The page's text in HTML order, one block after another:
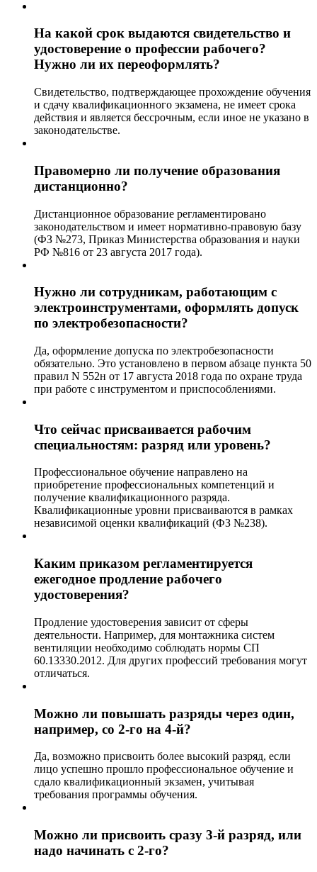
На какой срок выдаются свидетельство и
удостоверение о профессии рабочего?
Нужно ли их переоформлять?
Свидетельство, подтверждающее прохождение обучения
и сдачу квалификационного экзамена, не имеет срока
действия и является бессрочным, если иное не указано в
законодательстве.
Правомерно ли получение образования
дистанционно?
Дистанционное образование регламентировано
законодательством и имеет нормативно-правовую базу
(ФЗ №273, Приказ Министерства образования и науки
РФ №816 от 23 августа 2017 года).
Нужно ли сотрудникам, работающим с
электроинструментами, оформлять допуск
по электробезопасности?
Да, оформление допуска по электробезопасности
обязательно. Это установлено в первом абзаце пункта 50
правил N 552н от 17 августа 2018 года по охране труда
при работе с инструментом и приспособлениями.
Что сейчас присваивается рабочим
специальностям: разряд или уровень?
Профессиональное обучение направлено на
приобретение профессиональных компетенций и
получение квалификационного разряда.
Квалификационные уровни присваиваются в рамках
независимой оценки квалификаций (ФЗ №238).
Каким приказом регламентируется
ежегодное продление рабочего
удостоверения?
Продление удостоверения зависит от сферы
деятельности. Например, для монтажника систем
вентиляции необходимо соблюдать нормы СП
60.13330.2012. Для других профессий требования могут
отличаться.
Можно ли повышать разряды через один,
например, со 2-го на 4-й?
Да, возможно присвоить более высокий разряд, если
лицо успешно прошло профессиональное обучение и
сдало квалификационный экзамен, учитывая
требования программы обучения.
Можно ли присвоить сразу 3-й разряд, или
надо начинать с 2-го?